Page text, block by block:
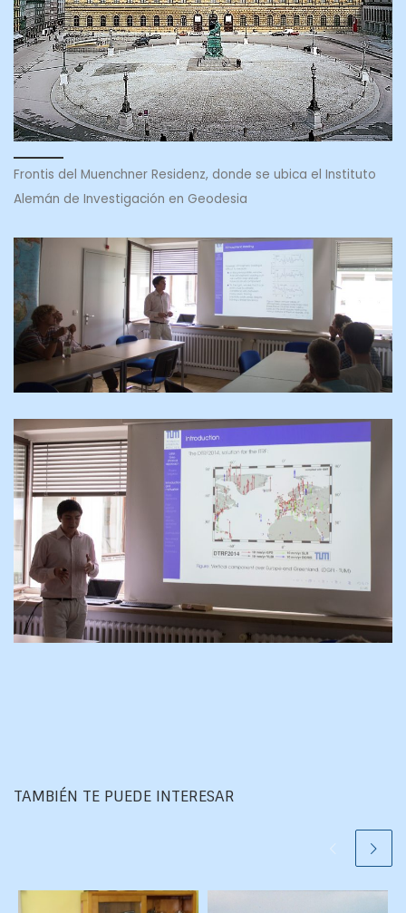
Frontis del Muenchner Residenz, donde se ubica el Instituto
Alemán de Investigación en Geodesia
TAMBIÉN TE PUEDE INTERESAR